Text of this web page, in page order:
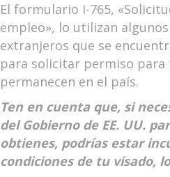
El formulario I-765,
empleo», lo utilizan
extranjeros que se
para solicitar permiso
permanecen en el país.
Ten en cuenta que, si
del Gobierno de EE. UU.
obtienes, podrías estar
condiciones de tu visado,